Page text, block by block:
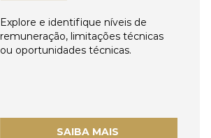
Explore e identifique níveis de
remuneração, limitações técnicas
ou oportunidades técnicas.
SAIBA MAIS